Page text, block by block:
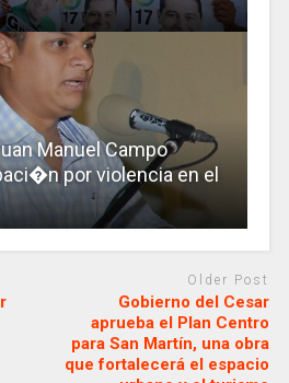
Manuel Campo
por violencia en el
Older Post
Gobierno del Cesar
aprueba el Plan Centro
para San Martín, una obra
que fortalecerá el espacio